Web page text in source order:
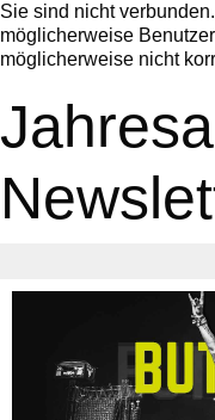
Sie sind nicht
möglicherweise
möglicherweise nicht